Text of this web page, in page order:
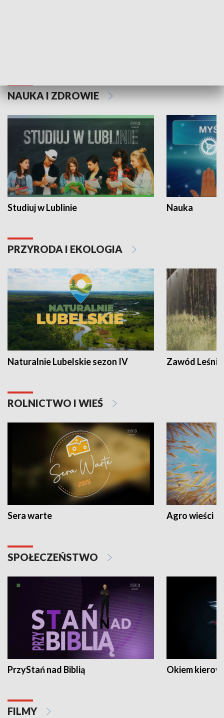
NAUKA I ZDROWIE
Studiuj w Lublinie Nauka
PRZYRODA I EKOLOGIA
Naturalnie Lubelskie sezon IV Zawód Leśnik
ROLNICTWO I WIEŚ
Sera warte Agro wieści
SPOŁECZEŃSTWO
PrzyStań nad Biblią Okiem
FILMY